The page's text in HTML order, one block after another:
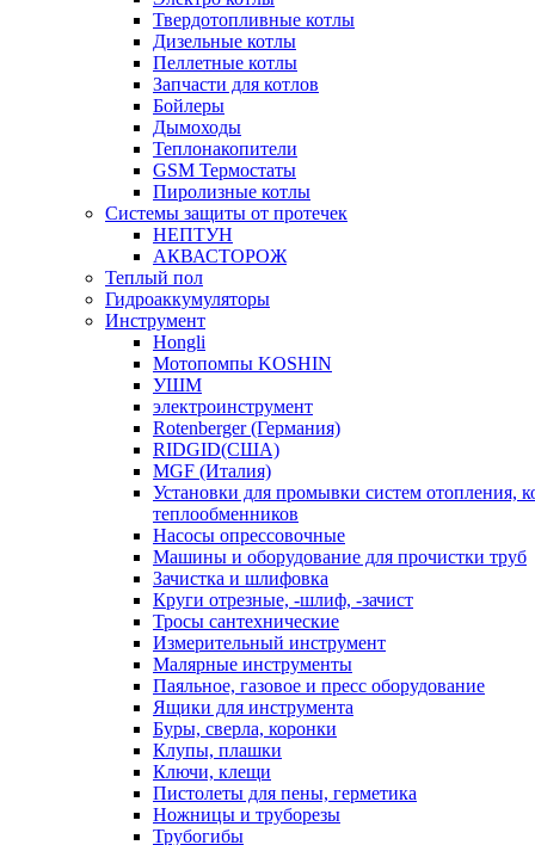
Твердотопливные котлы
Дизельные котлы
Пеллетные котлы
Запчасти для котлов
Бойлеры
Дымоходы
Теплонакопители
GSM Термостаты
Пиролизные котлы
Системы защиты от протечек
НЕПТУН
АКВАСТОРОЖ
Теплый пол
Гидроаккумуляторы
Инструмент
Hongli
Мотопомпы KOSHIN
УШМ
электроинструмент
Rotenberger (Германия)
RIDGID(США)
MGF (Италия)
Установки для промывки систем отопления,
теплообменников
Насосы опрессовочные
Машины и оборудование для прочистки труб
Зачистка и шлифовка
Круги отрезные, -шлиф, -зачист
Тросы сантехнические
Измерительный инструмент
Малярные инструменты
Паяльное, газовое и пресс оборудование
Ящики для инструмента
Буры, сверла, коронки
Клупы, плашки
Ключи, клещи
Пистолеты для пены, герметика
Ножницы и труборезы
Трубогибы